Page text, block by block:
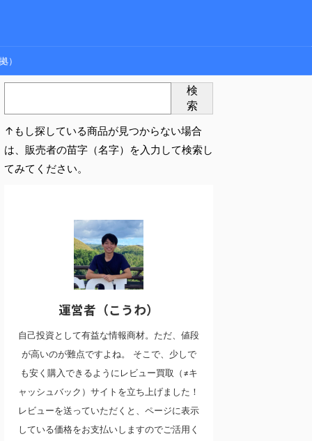
）
検
索
↑もし探している商品が見つからない場合
は、販売者の苗字（名字）を入力して検索し
てみてください。
運営者（こうわ）
自己投資として有益な情報商材。ただ、値段
が高いのが難点ですよね。 そこで、少しで
も安く購入できるようにレビュー買取（≠キ
ャッシュバック）サイトを立ち上げました！
レビューを送っていただくと、ページに表示
している価格をお支払いしますのでご活用く